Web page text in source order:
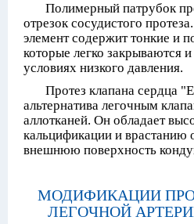
Полимерный патрубок
отрезок сосудистого
элемент содержит тонкие и
которые легко закрываются
условиях низкого давления.
Протез клапана сердца
альтернатива легочным
аллотканей. Он обладает
кальцификации и
внешнюю поверхность
МОДИФИКАЦИИ
ЛЕГОЧНОЙ